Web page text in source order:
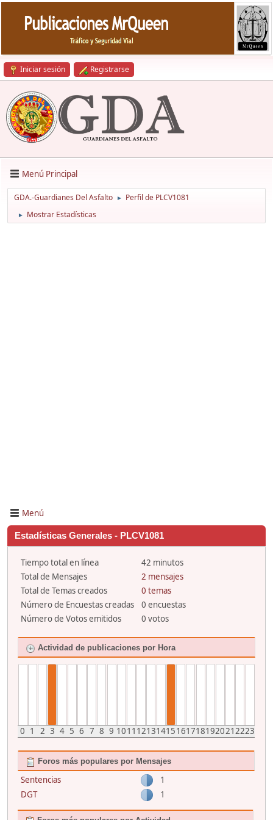
Iniciar sesión Registrarse
Menú Principal
GDA.-Guardianes Del Asfalto ► Perfil de PLCV1081
► Mostrar Estadísticas
Menú
Estadísticas Generales - PLCV1081
Tiempo total en línea
42 minutos
Total de Mensajes
2 mensajes
Total de Temas creados
0 temas
Número de Encuestas creadas
0 encuestas
Número de Votos emitidos
0 votos
Actividad de publicaciones por Hora
0 1 2 3 4 5 6 7 8 9 1011 121314151617181920212223
Foros más populares por Mensajes
Sentencias
1
DGT
1